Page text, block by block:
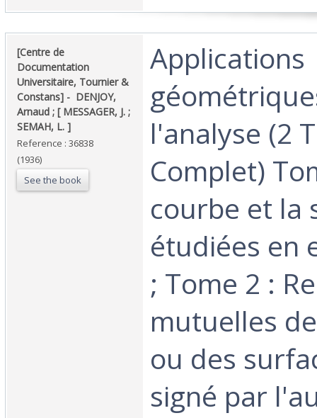
‎[Centre de
Documentation
Universitaire, Tournier &
Constans] - ‎ ‎DENJOY,
Arnaud ; [ MESSAGER, J. ;
SEMAH, L. ]‎
Reference : 36838
(1936)
See the book
‎Applications
l'analyse (2
Complet)
courbe et la
étudiées en
; Tome 2 :
mutuelles
ou des
signé par